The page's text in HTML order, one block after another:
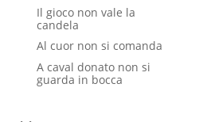
Il gioco non vale la
candela
Al cuor non si comanda
A caval donato non si
guarda in bocca